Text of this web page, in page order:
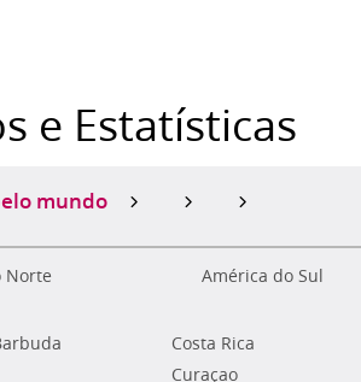
e Estatísticas
mundo
Norte América do Sul
Costa Rica
Curaçao